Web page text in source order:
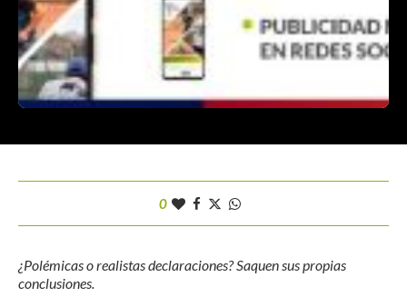
0
¿Polémicas o realistas declaraciones? Saquen sus propias
conclusiones.